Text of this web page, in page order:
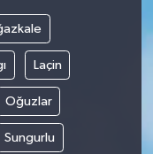
Laçin
Oğuzlar
Sungurlu